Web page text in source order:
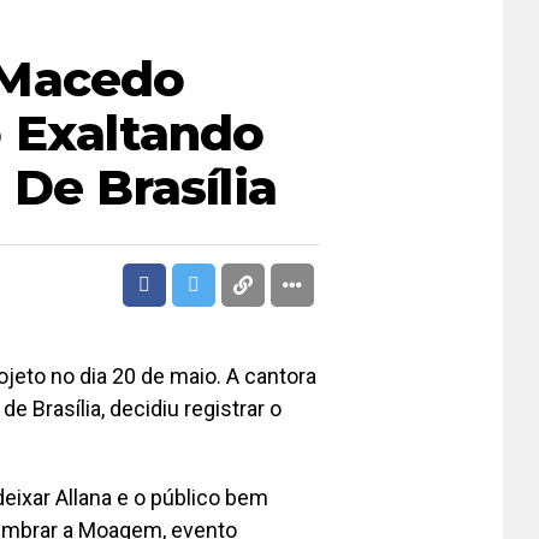
Exaltando
Brasília
no dia 20 de maio. A cantora
Brasília, decidiu registrar o
Allana e o público bem
a Moagem, evento